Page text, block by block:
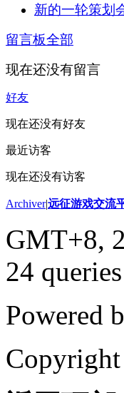
新的一轮策划
留言板全部
现在还没有留言
好友
现在还没有好友
最近访客
现在还没有访客
Archiver|远征游戏交流
GMT+8,
24
Powered